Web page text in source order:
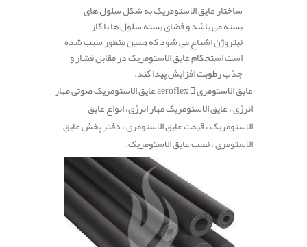
ساختار عایق الاستومریک به شکل سلول های
بسته می باشد و فضای بسته سلول ها با گاز
نیتروژن اشباع می شود که همین منظور سبب شده
است استحکام عایق الاستومریک در مقابل فشار و
جذب رطوبت افزایش پیدا کند.
عایق الاستومری aeroflex
عایق الاستومریک صوتی مهار
انرژی ، عایق الاستومریک مهار انرژی، انواع عایق
الاستومریک ، قیمت عایق الاستومری ، دفتر پخش عایق
الاستومری ، نصب عایق الاستومریک.